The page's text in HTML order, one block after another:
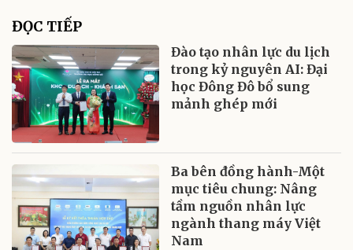
ĐỌC TIẾP
Đào tạo nhân lực du lịch
trong kỷ nguyên AI: Đại
học Đông Đô bổ sung
mảnh ghép mới
Ba bên đồng hành-Một
mục tiêu chung: Nâng
tầm nguồn nhân lực
ngành thang máy Việt
Nam